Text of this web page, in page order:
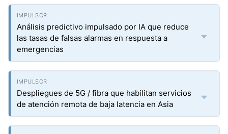
Análisis predictivo impulsado por IA que reduce
las tasas de falsas alarmas en respuesta a
emergencias
Despliegues de 5G / fibra que habilitan servicios
de atención remota de baja latencia en Asia